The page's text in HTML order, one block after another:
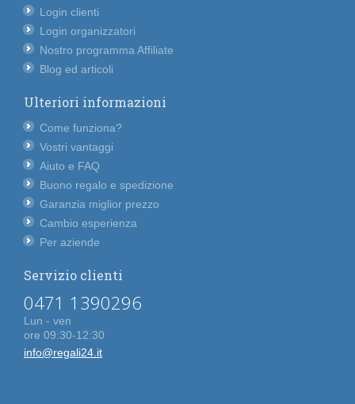
Login clienti
Login organizzatori
Nostro programma Affiliate
Blog ed articoli
Ulteriori informazioni
Come funziona?
Vostri vantaggi
Aiuto e FAQ
Buono regalo e spedizione
Garanzia miglior prezzo
Cambio esperienza
Per aziende
Servizio clienti
0471 1390296
Lun - ven
ore 09:30-12:30
info@regali24.it